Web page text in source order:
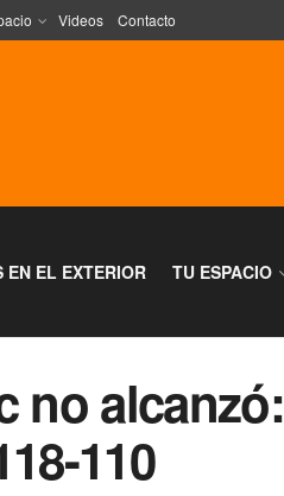
Videos Contacto
EN EL EXTERIOR TU ESPACIO
no alcanzó:
110